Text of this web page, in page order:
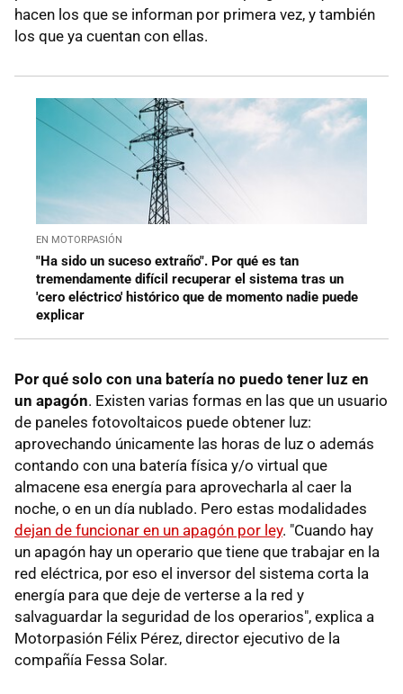
hacen los que se informan por primera vez, y también
los que ya cuentan con ellas.
EN MOTORPASIÓN
"Ha sido un suceso extraño". Por qué es tan
tremendamente difícil recuperar el sistema tras un
'cero eléctrico' histórico que de momento nadie puede
explicar
Por qué solo con una batería no puedo tener luz en
un apagón. Existen varias formas en las que un usuario
de paneles fotovoltaicos puede obtener luz:
aprovechando únicamente las horas de luz o además
contando con una batería física y/o virtual que
almacene esa energía para aprovecharla al caer la
noche, o en un día nublado. Pero estas modalidades
dejan de funcionar en un apagón por ley. "Cuando hay
un apagón hay un operario que tiene que trabajar en la
red eléctrica, por eso el inversor del sistema corta la
energía para que deje de verterse a la red y
salvaguardar la seguridad de los operarios", explica a
Motorpasión Félix Pérez, director ejecutivo de la
compañía Fessa Solar.